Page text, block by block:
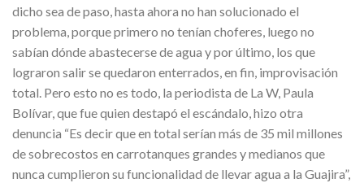
dicho sea de paso, hasta ahora no han solucionado el
problema, porque primero no tenían choferes, luego no
sabían dónde abastecerse de agua y por último, los que
lograron salir se quedaron enterrados, en fin, improvisación
total. Pero esto no es todo, la periodista de La W, Paula
Bolívar, que fue quien destapó el escándalo, hizo otra
denuncia “Es decir que en total serían más de 35 mil millones
de sobrecostos en carrotanques grandes y medianos que
nunca cumplieron su funcionalidad de llevar agua a la Guajira”,